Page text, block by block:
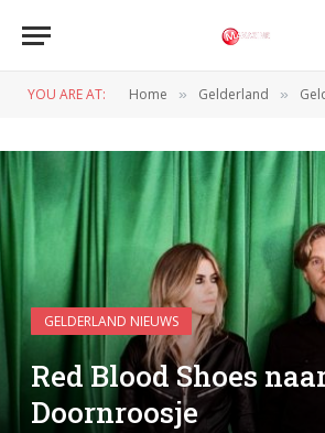
YOU ARE AT: Home » Gelderland »
GELDERLAND NIEUWS
Red Blood Shoes
Doornroosje